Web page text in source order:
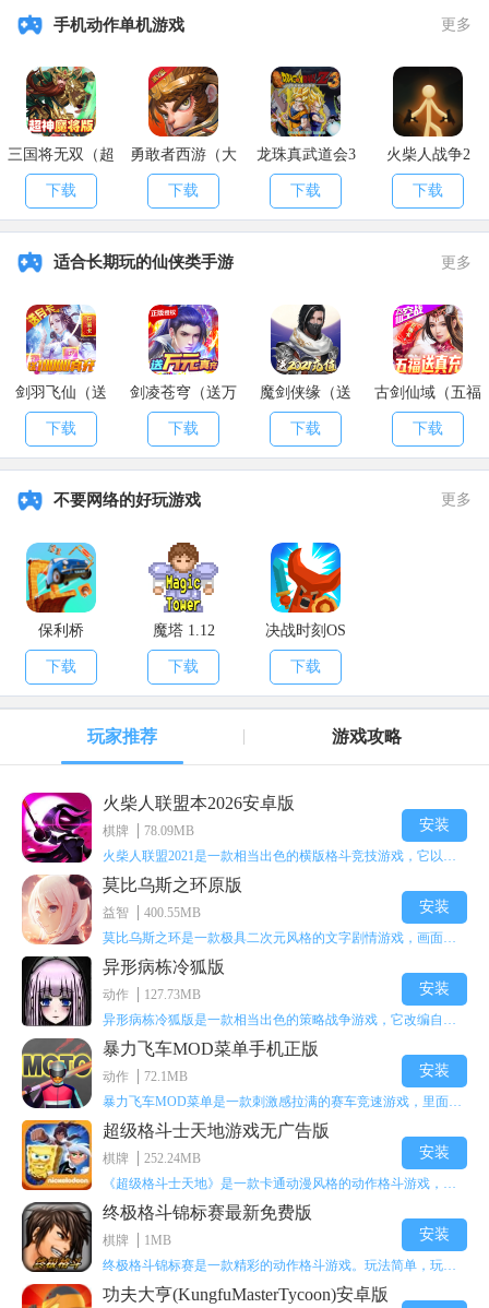
手机动作单机游戏 更多
三国将无双（超
神魔将版）
下载
勇敢者西游（大
乱斗）
下载
龙珠真武道会3
下载
火柴人战争2
下载
适合长期玩的仙侠类手游 更多
剑羽飞仙（送
10000真充）
下载
剑凌苍穹（送万
元真充）
下载
魔剑侠缘（送
2021充值）
下载
古剑仙域（五福
送真充）
下载
不要网络的好玩游戏 更多
保利桥
下载
魔塔 1.12
下载
决战时刻OS
下载
玩家推荐 游戏攻略
火柴人联盟本2026安卓版
棋牌
78.09MB
安装
莫比乌斯之环原版
益智
400.55MB
安装
异形病栋冷狐版
动作
127.73MB
安装
暴力飞车MOD菜单手机正版
动作
72.1MB
安装
超级格斗士天地游戏无广告版
棋牌
252.24MB
安装
终极格斗锦标赛最新免费版
棋牌
1MB
安装
功夫大亨(KungfuMasterTycoon)安卓版